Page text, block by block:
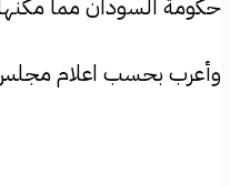
حكومة السودان مما
وأعرب بحسب اعلام مجلس